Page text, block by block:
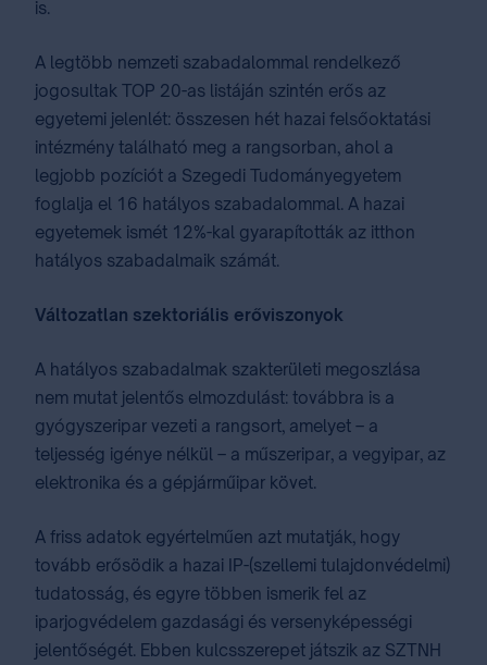
is.
A legtöbb nemzeti szabadalommal rendelkező
jogosultak TOP 20-as listáján szintén erős az
egyetemi jelenlét: összesen hét hazai felsőoktatási
intézmény található meg a rangsorban, ahol a
legjobb pozíciót a Szegedi Tudományegyetem
foglalja el 16 hatályos szabadalommal. A hazai
egyetemek ismét 12%-kal gyarapították az itthon
hatályos szabadalmaik számát.
Változatlan szektoriális erőviszonyok
A hatályos szabadalmak szakterületi megoszlása
nem mutat jelentős elmozdulást: továbbra is a
gyógyszeripar vezeti a rangsort, amelyet – a
teljesség igénye nélkül – a műszeripar, a vegyipar, az
elektronika és a gépjárműipar követ.
A friss adatok egyértelműen azt mutatják, hogy
tovább erősödik a hazai IP-(szellemi tulajdonvédelmi)
tudatosság, és egyre többen ismerik fel az
iparjogvédelem gazdasági és versenyképességi
jelentőségét. Ebben kulcsszerepet játszik az SZTNH